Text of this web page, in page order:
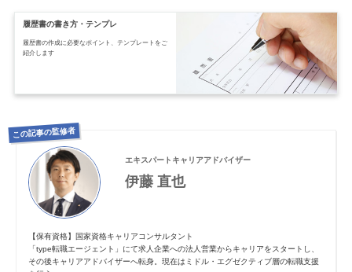
履歴書の書き方・テンプレ
履歴書の作成に必要なポイント、テンプレートをご
紹介します
この記事の監修者
エキスパートキャリアアドバイザー
伊藤 直也
【保有資格】国家資格キャリアコンサルタント
「type転職エージェント」にて求人企業への法人営業からキャリアをスタートし、
その後キャリアアドバイザーへ転身。現在はミドル・エグゼクティブ層の転職支援